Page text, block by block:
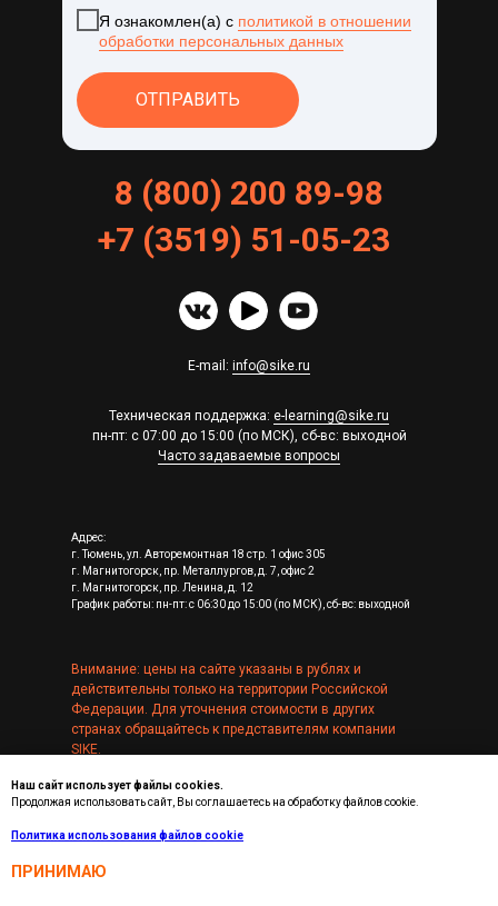
Наш сайт использует файлы cookies.
Продолжая использовать сайт, Вы соглашаетесь на обработку файлов cookie.
Политика использования файлов cookie
ПРИНИМАЮ
8 (800) 200 89-98
+7 (3519) 51 -05-23
E-mail: info@sike.ru
Адрес:
г. Тюмень, ул. Авторемонтная 18 стр. 1 офис 305
г. Магнитогорск, пр. Металлургов, д. 7, офис 2
г. Магнитогорск, пр. Ленина, д. 12
График работы: пн-пт: с 06:30 до 15:00 (по МСК), сб-вс: выходной
Техническая поддержка: e-learning@sike.ru
пн-пт: с 07:00 до 15:00 (по МСК), сб-вс: выходной
Часто задаваемые вопросы
Внимание: цены на сайте указаны в рублях и
действительны только на территории Российской
Федерации. Для уточнения стоимости в других
странах обращайтесь к представителям компании
SIKE.
Обращаем внимание, что мы не являемся
образовательной организацией и не выдаем
свидетельства государственного образца.
Я ознакомлен(а) с политикой в отношении
обработки персональных данных
ОТПРАВИТЬ